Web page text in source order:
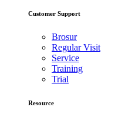
Customer Support
Brosur
Regular Visit
Service
Training
Trial
Resource